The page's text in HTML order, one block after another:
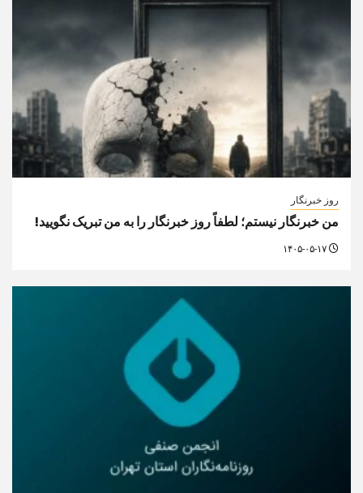
روز خبرنگار
من خبرنگار نیستم؛ لطفاً روز خبرنگار را به من تبریک نگویید!